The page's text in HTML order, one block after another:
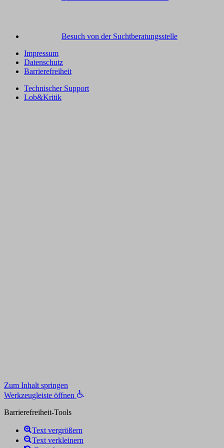
Besuch von der Suchtberatungsstelle
Impressum
Datenschutz
Barrierefreiheit
Technischer Support
Lob&Kritik
Zum Inhalt springen
Werkzeugleiste öffnen
Barrierefreiheit-Tools
Text vergrößern
Text verkleinern